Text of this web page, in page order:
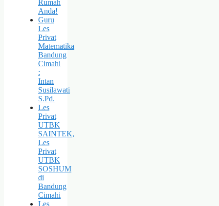
Rumah
Anda!
Guru
Les
Privat
Matematika
Bandung
Cimahi
:
Intan
Susilawati
S.Pd.
Les
Privat
UTBK
SAINTEK,
Les
Privat
UTBK
SOSHUM
di
Bandung
Cimahi
Les